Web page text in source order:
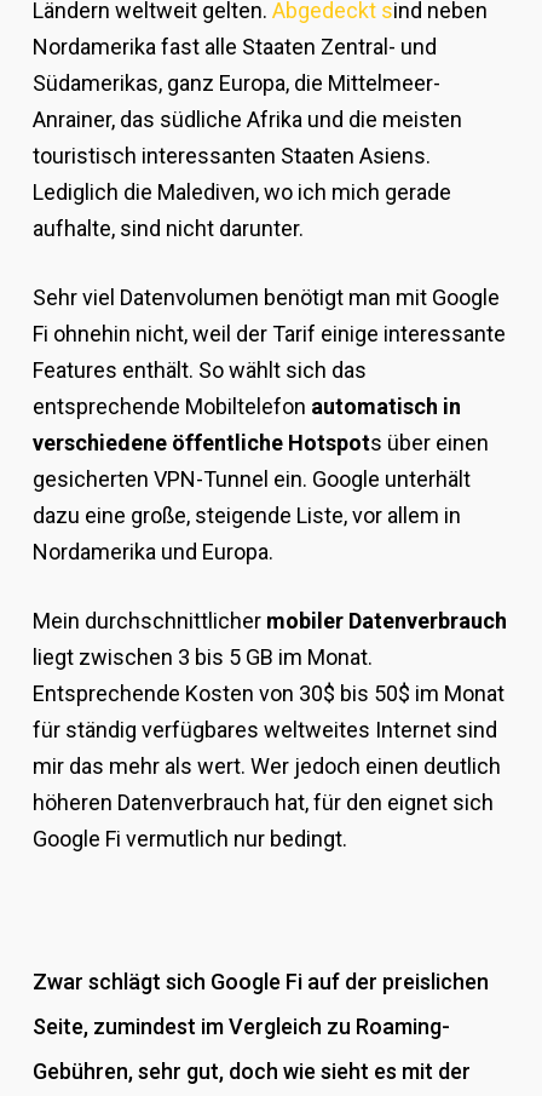
Ländern weltweit gelten. Abgedeckt sind neben
Nordamerika fast alle Staaten Zentral- und
Südamerikas, ganz Europa, die Mittelmeer-
Anrainer, das südliche Afrika und die meisten
touristisch interessanten Staaten Asiens.
Lediglich die Malediven, wo ich mich gerade
aufhalte, sind nicht darunter.
Sehr viel Datenvolumen benötigt man mit Google
Fi ohnehin nicht, weil der Tarif einige interessante
Features enthält. So wählt sich das
entsprechende Mobiltelefon automatisch in
verschiedene öffentliche Hotspots über einen
gesicherten VPN-Tunnel ein. Google unterhält
dazu eine große, steigende Liste, vor allem in
Nordamerika und Europa.
Mein durchschnittlicher mobiler Datenverbrauch
liegt zwischen 3 bis 5 GB im Monat.
Entsprechende Kosten von 30$ bis 50$ im Monat
für ständig verfügbares weltweites Internet sind
mir das mehr als wert. Wer jedoch einen deutlich
höheren Datenverbrauch hat, für den eignet sich
Google Fi vermutlich nur bedingt.
Zwar schlägt sich Google Fi auf der preislichen
Seite, zumindest im Vergleich zu Roaming-
Gebühren, sehr gut, doch wie sieht es mit der